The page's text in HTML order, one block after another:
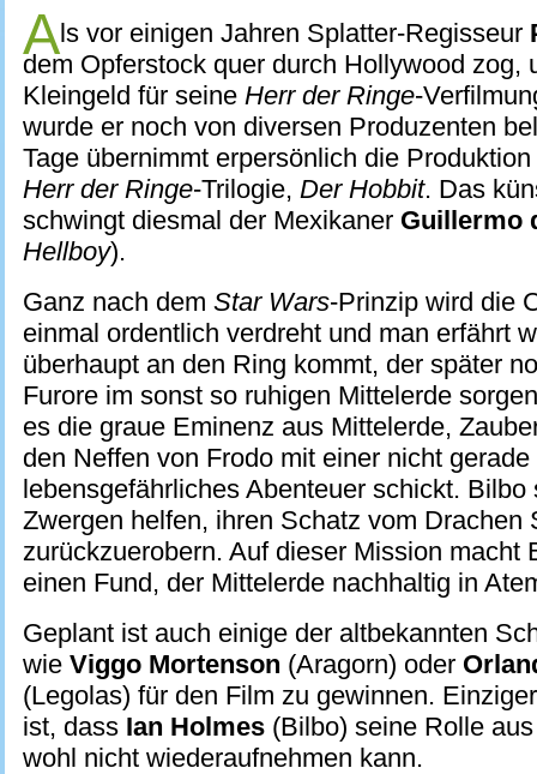
Als vor einigen Jahren Splatter-Regisseur
dem Opferstock quer durch Hollywood zog,
Kleingeld für seine Herr der Ringe-
wurde er noch von diversen Produzenten
Tage übernimmt erpersönlich die
Herr der Ringe-Trilogie, Der Hobbit. Das
schwingt diesmal der Mexikaner Guillermo
Hellboy).
Ganz nach dem Star Wars-Prinzip wird die
einmal ordentlich verdreht und man erfährt
überhaupt an den Ring kommt, der später
Furore im sonst so ruhigen Mittelerde
es die graue Eminenz aus Mittelerde,
den Neffen von Frodo mit einer nicht
lebensgefährliches Abenteuer schickt. Bilbo
Zwergen helfen, ihren Schatz vom Drachen
zurückzuerobern. Auf dieser Mission macht
einen Fund, der Mittelerde nachhaltig in
Geplant ist auch einige der altbekannten
wie Viggo Mortenson (Aragorn) oder
(Legolas) für den Film zu gewinnen.
ist, dass Ian Holmes (Bilbo) seine Rolle
wohl nicht wiederaufnehmen kann.